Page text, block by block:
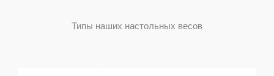
Типы наших настольных весов